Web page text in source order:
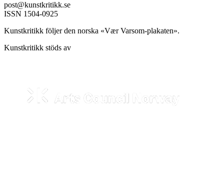
post@kunstkritikk.se
ISSN 1504-0925
Kunstkritikk följer den norska «Vær Varsom-plakaten».
Kunstkritikk stöds av